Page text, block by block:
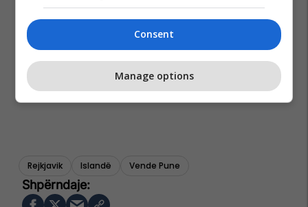
Rejkjavik Islandë Vende Pune
Consent
Manage options